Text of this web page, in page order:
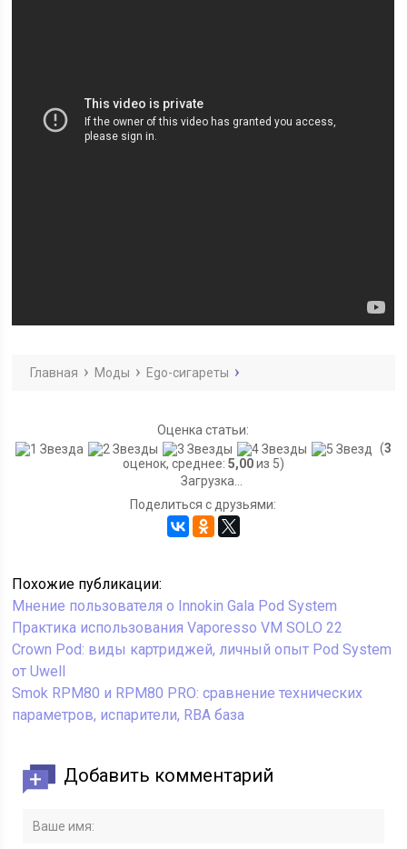
Главная Моды Ego-сигареты
Оценка статьи:
(3
оценок, среднее: 5,00из 5)
Загрузка...
Поделиться с друзьями:
Похожие публикации:
Мнение пользователя о Innokin Gala Pod System
Практика использования Vaporesso VM SOLO 22
Crown Pod: виды картриджей, личный опыт Pod System
от Uwell
Smok RPM80 и RPM80 PRO: сравнение технических
параметров, испарители, RBA база
Добавить комментарий